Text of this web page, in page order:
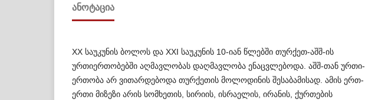
ᲐᲜᲝᲢᲐᲪᲘᲐ
XX საუკუნის ბოლოს და XXI საუკუნის 10-იან წლებში თურ­ქეთ-აშშ-ის
ურთიერთობებში აღმავლობას დაღმავლობა ენაცვ­ლებოდა. აშშ-თან ურთი­
ერთობა არ ვითარდებოდა თურქე­თის მოლოდინის შესაბამისად. ამის ერთ-
ერთი მიზეზი არის სომხე­თის, სირიის, ისრაელის, ირანის, ქურთების